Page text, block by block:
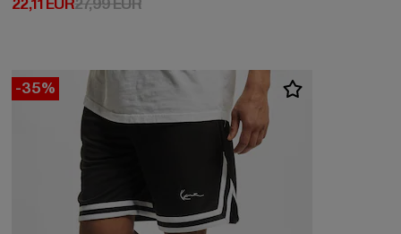
-35%